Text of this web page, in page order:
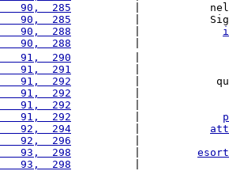
90,  285
|
90,  285
|
90,  288
90,  288
91,  290
91,  291
91,  292
|
91,  292
91,  292
91,  292
92,  294
92,  296
93,  298
93,  298